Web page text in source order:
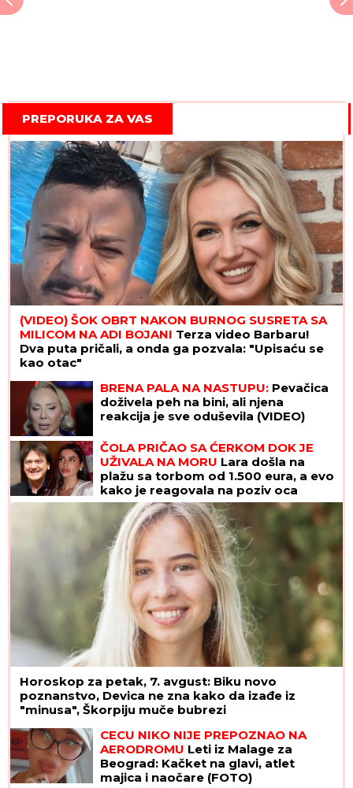
PREPORUKA ZA VAS
(VIDEO) ŠOK OBRT NAKON BURNOG SUSRETA SA
MILICOM NA ADI BOJANI Terza video Barbaru!
Dva puta pričali, a onda ga pozvala: "Upisaću se
kao otac"
BRENA PALA NA NASTUPU: Pevačica
doživela peh na bini, ali njena
reakcija je sve oduševila (VIDEO)
ČOLA PRIČAO SA ĆERKOM DOK JE
UŽIVALA NA MORU Lara došla na
plažu sa torbom od 1.500 eura, a evo
kako je reagovala na poziv oca
Horoskop za petak, 7. avgust: Biku novo
poznanstvo, Devica ne zna kako da izađe iz
"minusa", Škorpiju muče bubrezi
CECU NIKO NIJE PREPOZNAO NA
AERODROMU Leti iz Malage za
Beograd: Kačket na glavi, atlet
majica i naočare (FOTO)